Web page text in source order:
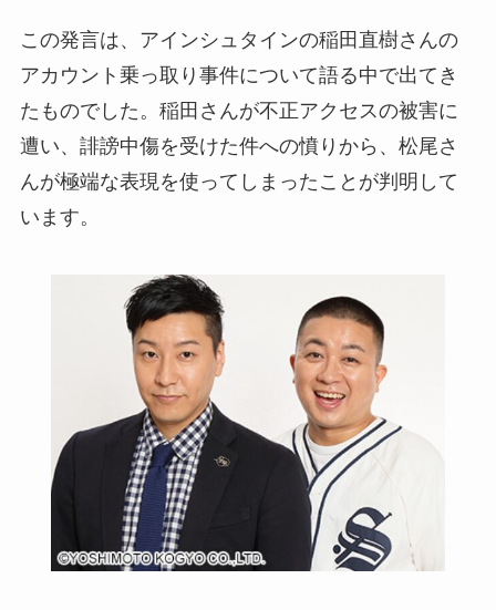
この発言は、アインシュタインの稲田直樹さんの
アカウント乗っ取り事件について語る中で出てき
たものでした。稲田さんが不正アクセスの被害に
遭い、誹謗中傷を受けた件への憤りから、松尾さ
んが極端な表現を使ってしまったことが判明して
います。